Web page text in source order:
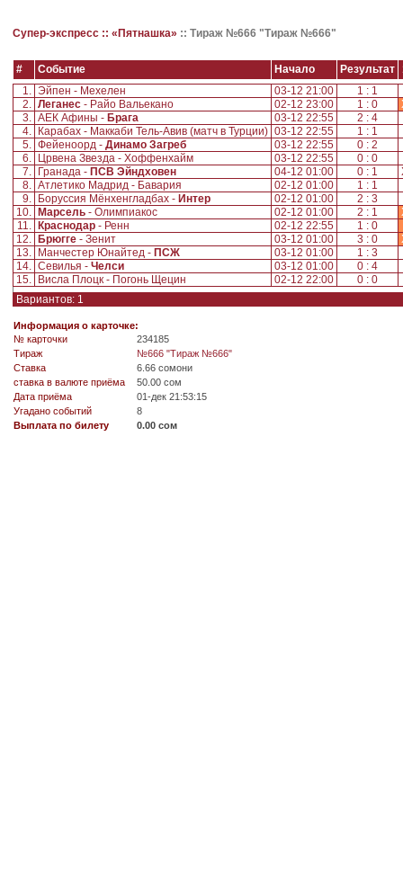
Супер-экспресс :: «Пятнашка» :: Тираж №666 "Тираж №666"
# Событие Начало Результат
1. Эйпен - Мехелен 03-12 21:00
1 : 1
2. Леганес - Райо Вальекано 02-12 23:00 1 : 0
3. АЕК Афины - Брага 03-12 22:55
2 : 4
4.
Карабах - Маккаби Тель-Авив (матч в Турции) 03-12 22:55
1 : 1
5. Фейеноорд - Динамо Загреб 03-12 22:55
0 : 2
6.
Црвена Звезда - Хоффенхайм 03-12 22:55
0 : 0
7.
Гранада - ПСВ Эйндховен 04-12 01:00 0 : 1
8. Атлетико Мадрид - Бавария 02-12 01:00
1 : 1
9.
Боруссия Мёнхенгладбах - Интер 02-12 01:00
2 : 3
10.
Марсель - Олимпиакос 02-12 01:00 2 : 1
11.
Краснодар - Ренн 02-12 22:55
1 : 0
12.
Брюгге - Зенит 03-12 01:00 3 : 0
13.
Манчестер Юнайтед - ПСЖ 03-12 01:00
1 : 3
14. Севилья - Челси 03-12 01:00
0 : 4
15.
Висла Плоцк - Погонь Щецин 02-12 22:00
0 : 0
Вариантов: 1
Информация о карточке:
№ карточки
234185
Tираж
№666 "Тираж №666"
Ставка
6.66 сомони
ставка в валюте приёма
50.00 сом
Дата приёма
01-дек 21:53:15
Угадано событий
8
Выплата по билету
0.00 сом